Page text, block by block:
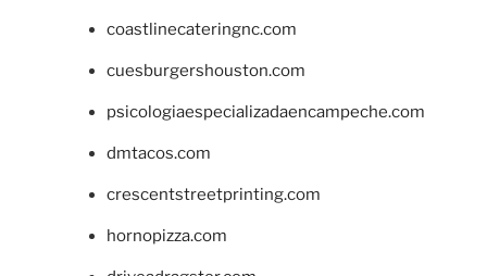
coastlinecateringnc.com
cuesburgershouston.com
psicologiaespecializadaencampeche.com
dmtacos.com
crescentstreetprinting.com
hornopizza.com